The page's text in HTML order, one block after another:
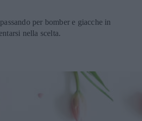
per bomber e giacche in
nella scelta.